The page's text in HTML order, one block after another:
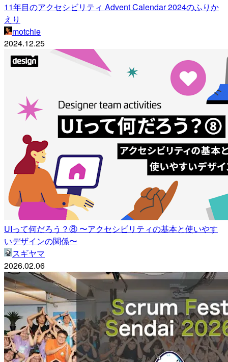
11年目のアクセシビリティ Advent Calendar 2024のふりか
えり
motchie
2024.12.25
UIって何だろう？⑧ 〜アクセシビリティの基本と使いやす
いデザインの関係〜
スギヤマ
2026.02.06